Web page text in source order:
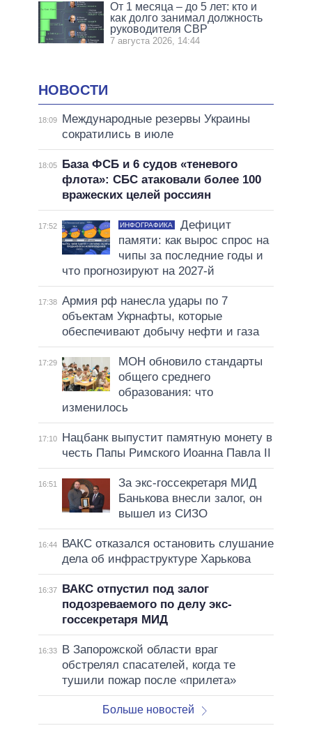
От 1 месяца – до 5 лет: кто и
как долго занимал должность
руководителя СВР
7 августа 2026, 14:44
НОВОСТИ
18:09
Международные резервы Украины
сократились в июле
18:05
База ФСБ и 6 судов «теневого
флота»: СБС атаковали более 100
вражеских целей россиян
17:52 ИНФОГРАФИКА
Дефицит
памяти: как вырос спрос на
чипы за последние годы и
что прогнозируют на 2027-й
17:38 Армия рф нанесла удары по 7
объектам Укрнафты, которые
обеспечивают добычу нефти и газа
17:29
МОН обновило стандарты
общего среднего
образования: что
изменилось
17:10
Нацбанк выпустит памятную монету в
честь Папы Римского Иоанна Павла II
16:51
За экс-госсекретаря МИД
Банькова внесли залог, он
вышел из СИЗО
16:44
ВАКС отказался остановить слушание
дела об инфраструктуре Харькова
16:37
ВАКС отпустил под залог
подозреваемого по делу экс-
госсекретаря МИД
16:33
В Запорожской области враг
обстрелял спасателей, когда те
тушили пожар после «прилета»
Больше новостей